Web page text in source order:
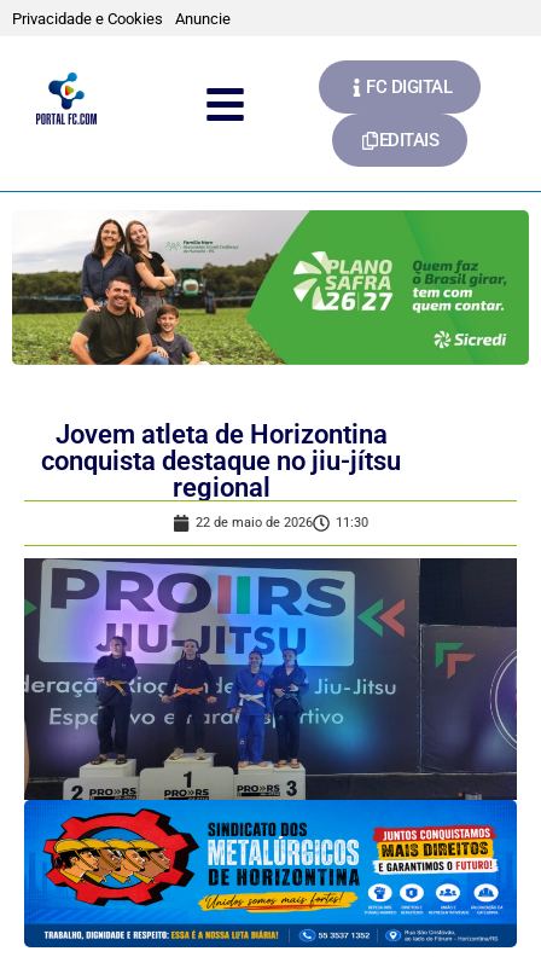
Privacidade e Cookies Anuncie
FC DIGITAL
EDITAIS
Jovem atleta de Horizontina
conquista destaque no jiu-jítsu
regional
22 de maio de 2026 11:30